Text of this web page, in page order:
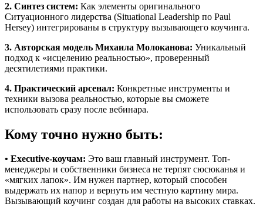
2. Синтез систем: Как элементы оригинального
Ситуационного лидерства (Situational Leadership по Paul
Hersey) интегрированы в структуру вызывающего коучинга.
3. Авторская модель Михаила Молоканова: Уникальный
подход к «исцелению реальностью», проверенный
десятилетиями практики.
4. Практический арсенал: Конкретные инструменты и
техники вызова реальностью, которые вы сможете
использовать сразу после вебинара.
Кому точно нужно быть:
• Executive-коучам: Это ваш главный инструмент. Топ-
менеджеры и собственники бизнеса не терпят сюсюканья и
«мягких лапок». Им нужен партнер, который способен
выдержать их напор и вернуть им честную картину мира.
Вызывающий коучинг создан для работы на высоких ставках.